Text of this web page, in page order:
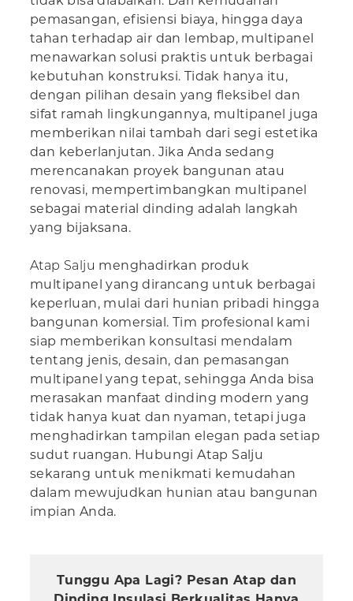
pemasangan, efisiensi biaya, hingga daya
tahan terhadap air dan lembap, multipanel
menawarkan solusi praktis untuk berbagai
kebutuhan konstruksi. Tidak hanya itu,
dengan pilihan desain yang fleksibel dan
sifat ramah lingkungannya, multipanel juga
memberikan nilai tambah dari segi estetika
dan keberlanjutan. Jika Anda sedang
merencanakan proyek bangunan atau
renovasi, mempertimbangkan multipanel
sebagai material dinding adalah langkah
yang bijaksana.
Atap Salju menghadirkan produk
multipanel yang dirancang untuk berbagai
keperluan, mulai dari hunian pribadi hingga
bangunan komersial. Tim profesional kami
siap memberikan konsultasi mendalam
tentang jenis, desain, dan pemasangan
multipanel yang tepat, sehingga Anda bisa
merasakan manfaat dinding modern yang
tidak hanya kuat dan nyaman, tetapi juga
menghadirkan tampilan elegan pada setiap
sudut ruangan. Hubungi Atap Salju
sekarang untuk menikmati kemudahan
dalam mewujudkan hunian atau bangunan
impian Anda.
Tunggu Apa Lagi? Pesan Atap dan